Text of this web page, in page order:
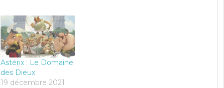
Astérix : Le Domaine
des Dieux
19 décembre 2021